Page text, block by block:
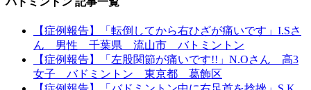
【症例報告】「転倒してから右ひざが痛いです」I.Sさ
ん 男性 千葉県 流山市 バトミントン
【症例報告】「左股関節が痛いです!!」N.Oさん 高3
女子 バドミントン 東京都 葛飾区